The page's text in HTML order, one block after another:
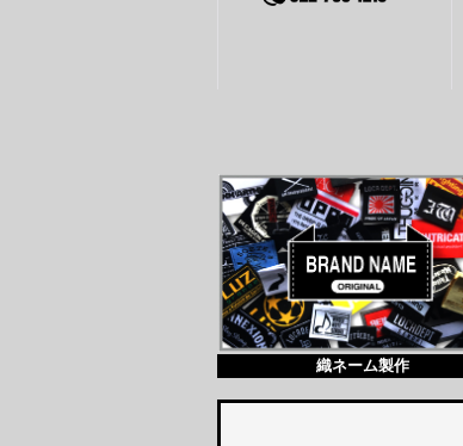
織ネーム製作